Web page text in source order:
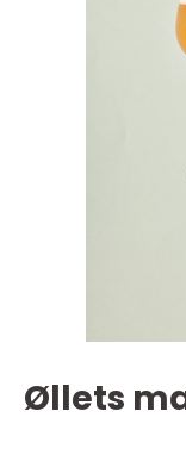
Øllets